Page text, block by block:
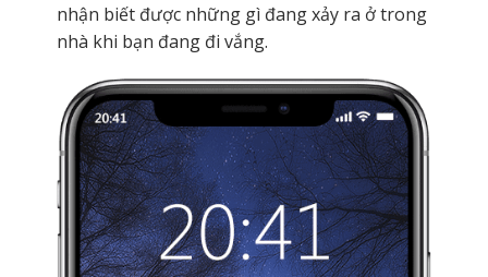
nhận biết được những gì đang xảy ra ở trong
nhà khi bạn đang đi vắng.